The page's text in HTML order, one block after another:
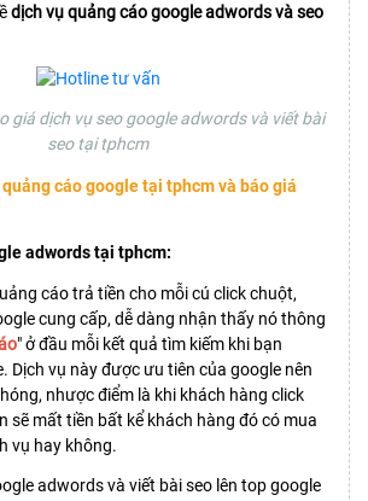
dịch vụ quảng cáo google adwords và seo
giá dịch vụ seo google adwords và viết bài
seo tại tphcm
cáo google tại tphcm và báo giá
adwords tại tphcm:
cáo trả tiền cho mỗi cú click chuột,
cung cấp, dễ dàng nhận thấy nó thông
" ở đầu mỗi kết quả tìm kiếm khi bạn
Dịch vụ này được ưu tiên của google nên
nhược điểm là khi khách hàng click
sẽ mất tiền bất kể khách hàng đó có mua
vụ hay không.